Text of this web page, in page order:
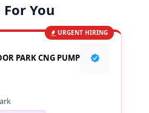
For You
URGENT HIRING
PARK CNG PUMP